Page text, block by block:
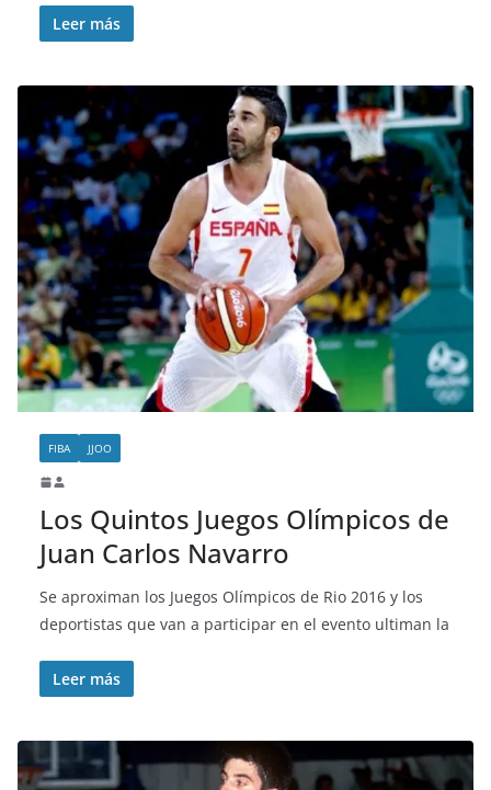
Leer más
FIBA JJOO
Los Quintos Juegos Olímpicos de
Juan Carlos Navarro
Se aproximan los Juegos Olímpicos de Rio 2016 y los
deportistas que van a participar en el evento ultiman la
Leer más